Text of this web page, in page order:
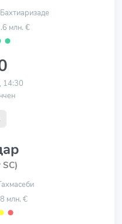
млн. €
⬤
14:30
SC)
млн. €
⬤